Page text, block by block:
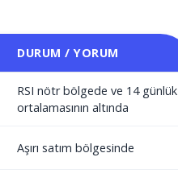
DURUM / YORUM
RSI nötr bölgede ve 14 günlük
ortalamasının altında
Aşırı satım bölgesinde